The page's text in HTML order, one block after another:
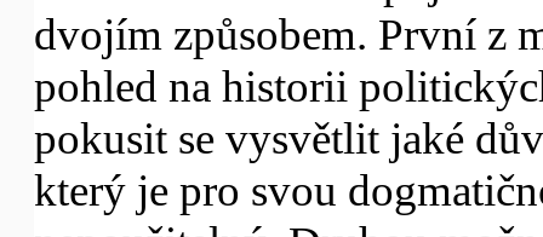
dvojím způsobem. První z
pohled na historii
pokusit se vysvětlit jaké
který je pro svou